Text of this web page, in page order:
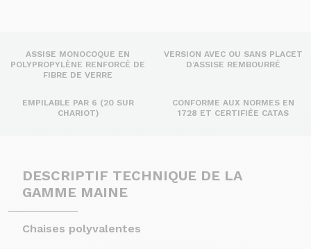
ASSISE MONOCOQUE EN
POLYPROPYLÈNE RENFORCÉ DE
FIBRE DE VERRE
VERSION AVEC OU SANS PLACET
D’ASSISE REMBOURRÉ
EMPILABLE PAR 6 (20 SUR
CHARIOT)
CONFORME AUX NORMES EN
1728 ET CERTIFIÉE CATAS
DESCRIPTIF TECHNIQUE DE LA
GAMME MAINE
Chaises polyvalentes